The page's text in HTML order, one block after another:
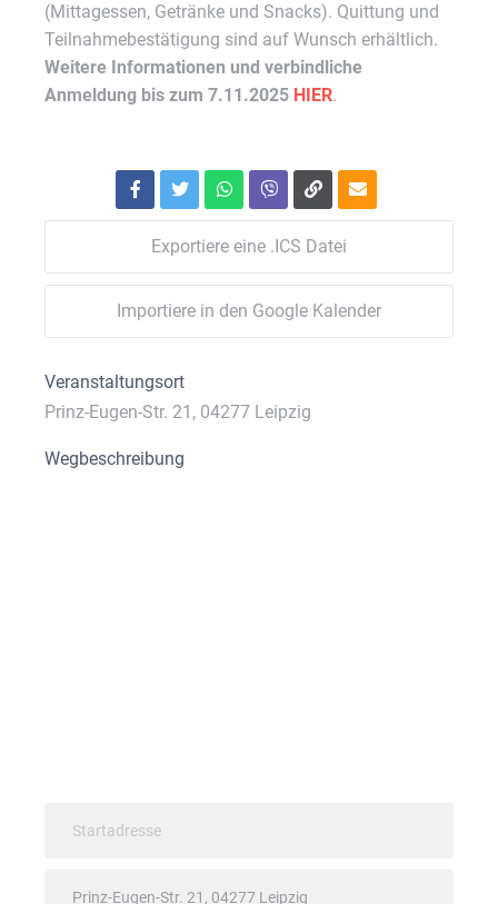
(Mittagessen, Getränke und Snacks). Quittung und
Teilnahmebestätigung sind auf Wunsch erhältlich.
Weitere Informationen und verbindliche
Anmeldung bis zum 7.11.2025 HIER.
Exportiere eine .ICS Datei
Importiere in den Google Kalender
Veranstaltungsort
Prinz-Eugen-Str. 21, 04277 Leipzig
Wegbeschreibung